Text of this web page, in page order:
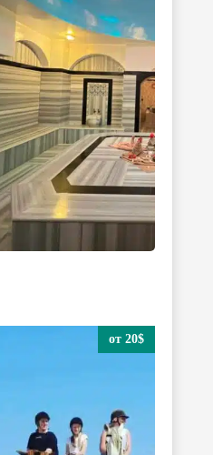
от 20$